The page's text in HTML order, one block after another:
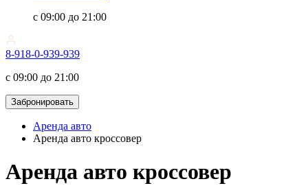
с 09:00 до 21:00
8-918-0-939-939
с 09:00 до 21:00
Забронировать
Аренда авто
Аренда авто кроссовер
Аренда авто кроссовер